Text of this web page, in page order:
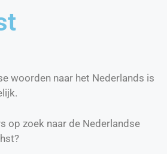
woorden naar het Nederlands is
op zoek naar de Nederlandse